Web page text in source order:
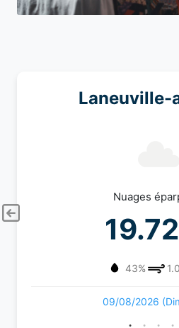
Laneuville-
Nuages
43%
09/08/2026